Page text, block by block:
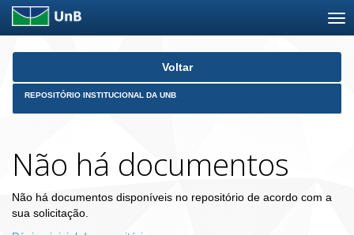
Skip
Voltar
REPOSITÓRIO INSTITUCIONAL DA UNB
Não há documentos
Não há documentos disponíveis no repositório de acordo com a
sua solicitação.